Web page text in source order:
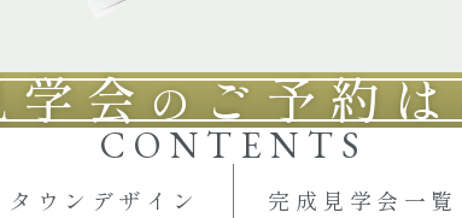
学会の ご予約は
CONTENTS
タウンデザイン 完成見学会一覧